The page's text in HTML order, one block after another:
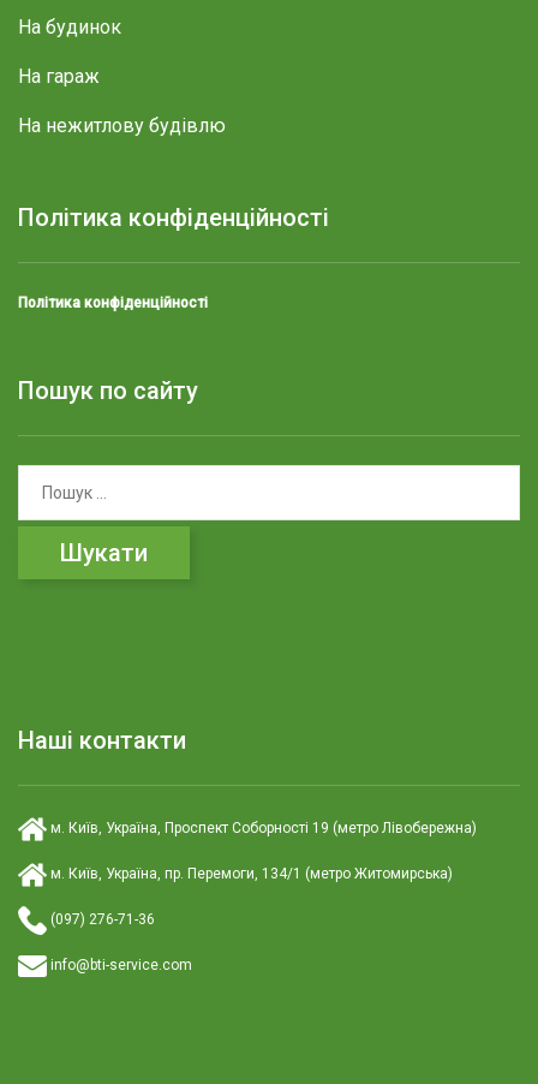
На будинок
На гараж
На нежитлову будівлю
Політика конфіденційності
Політика конфіденційності
Пошук по сайту
ш
:
Наші контакти
м. Київ, Україна, Проспект Соборності 19 (метро Лівобережна)
м. Київ, Україна, пр. Перемоги, 134/1 (метро Житомирська)
(097) 276-71-36
info@bti-service.com